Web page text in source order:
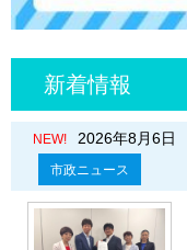
新着情報
NEW! 2026年8月6日
市政ニュース